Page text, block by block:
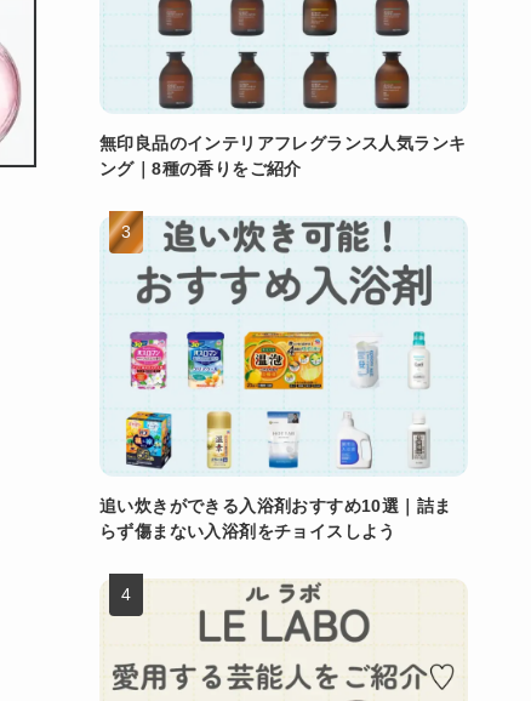
無印良品のインテリアフレグランス人気ランキ
ング｜8種の香りをご紹介
追い炊きができる入浴剤おすすめ10選｜詰ま
らず傷まない入浴剤をチョイスしよう